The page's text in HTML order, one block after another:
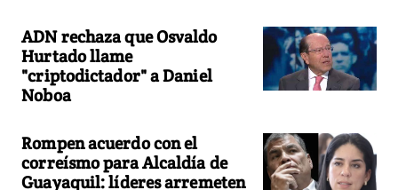
ADN rechaza que Osvaldo
Hurtado llame
"criptodictador" a Daniel
Noboa
Rompen acuerdo con el
correísmo para Alcaldía de
Guayaquil: líderes arremeten